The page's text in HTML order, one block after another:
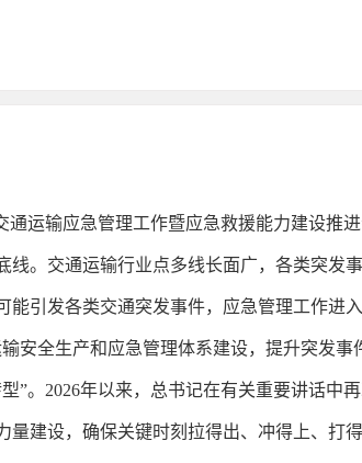
运输应急管理工作暨应急救援能力建设推
。交通运输行业点多线长面广，各类突发
引发各类交通突发事件，应急管理工作进
安全生产和应急管理体系建设，提升突发事
”。2026年以来，总书记在有关重要讲话中
建设，确保关键时刻拉得出、冲得上、打